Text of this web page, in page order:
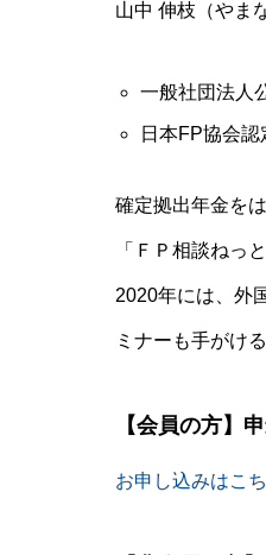
山中 伸枝（やま
一般社団法人
日本FP協会
確定拠出年金を
「ＦＰ相談ねっ
2020年には、外
ミナーも手がける
【会員の方】
お申し込みはこ